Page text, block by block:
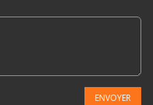
ENVOYER